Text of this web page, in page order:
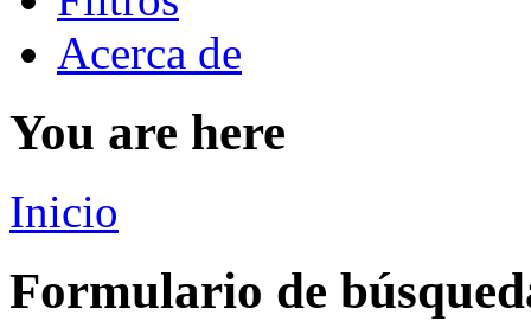
Acerca de
You are here
Inicio
Formulario de